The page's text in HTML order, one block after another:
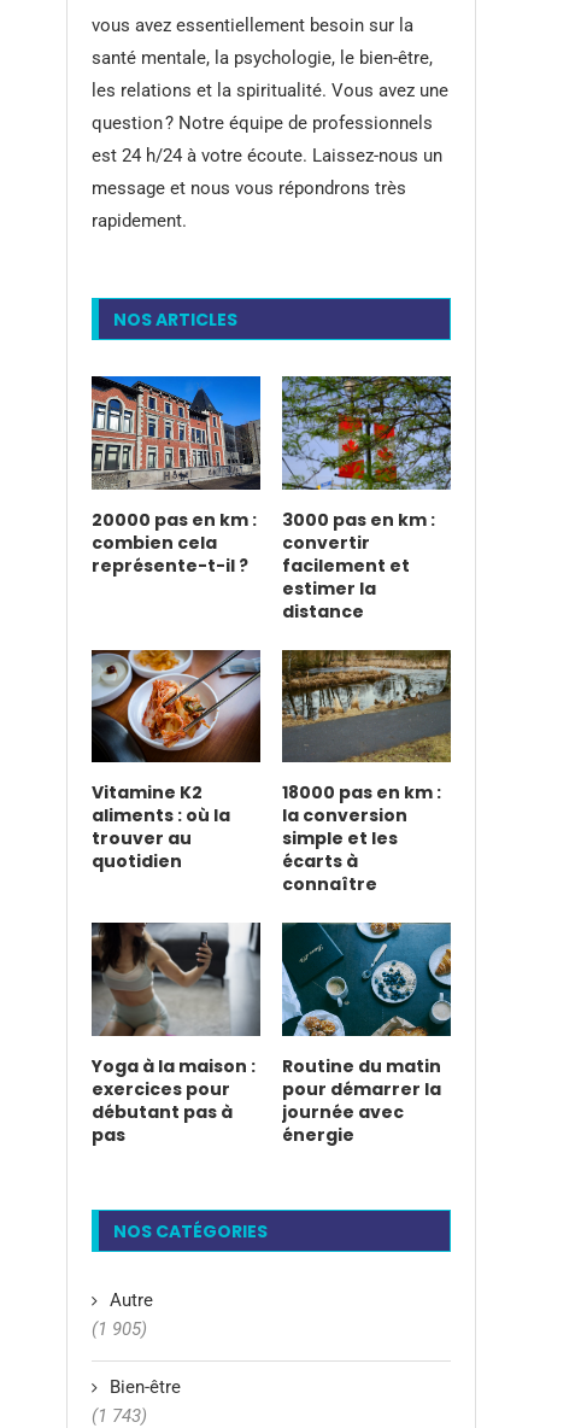
vous avez essentiellement besoin sur la
santé mentale, la psychologie, le bien-être,
les relations et la spiritualité. Vous avez une
question ? Notre équipe de professionnels
est 24 h/24 à votre écoute. Laissez-nous un
message et nous vous répondrons très
rapidement.
NOS ARTICLES
20000 pas en km :
combien cela
représente-t-il ?
3000 pas en km :
convertir
facilement et
estimer la
distance
Vitamine K2
aliments : où la
trouver au
quotidien
18000 pas en km :
la conversion
simple et les
écarts à
connaître
Yoga à la maison :
exercices pour
débutant pas à
pas
Routine du matin
pour démarrer la
journée avec
énergie
NOS CATÉGORIES
Autre
(1 905)
Bien-être
(1 743)